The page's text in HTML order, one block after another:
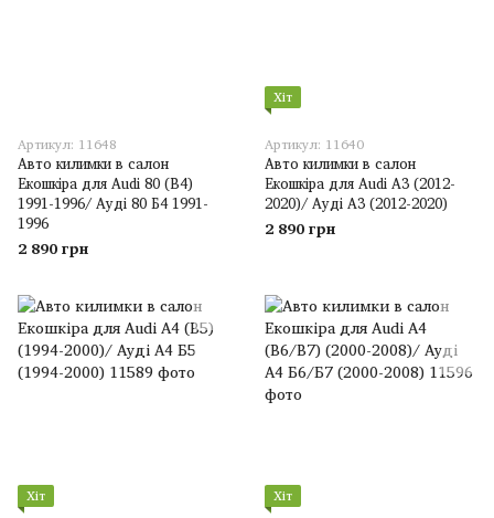
Артикул: 11648
Авто килимки в салон
Екошкіра для Audi 80 (B4)
1991-1996/ Ауді 80 Б4 1991-
1996
2 890 грн
Хіт
Артикул: 11640
Авто килимки в салон
Екошкіра для Audi A3 (2012-
2020)/ Ауді А3 (2012-2020)
2 890 грн
Хіт Хіт